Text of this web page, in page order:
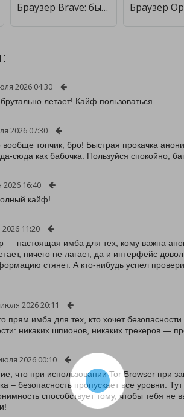
Браузер Brave: быстрый и конфиденциальный браузер [Premium]
2026 04:30
летает! Кайф пользоваться.
2026 07:30
вообще топчик, бро! Быстрая прокачка
сюда как бабочка. Пользуйся спокойно,
2026 16:40
кайф!
11:20
— настоящая имба для тех, кому важна
ничего не лагает, да и интерфейс
стянет. А кто-нибудь успел
2026 20:11
прям имба для тех, кто хочет
никаких шпионов, никаких трекеров —
2026 00:10
что при использовании Tor Browser при
– безопасность пропускает все уровни.
способствует тому, чтобы тебя не